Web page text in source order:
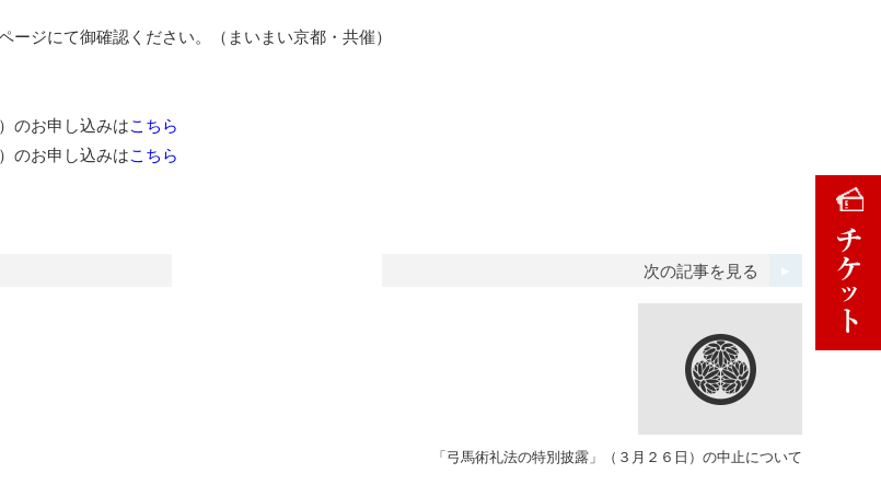
ジにて御確認ください。（まいまい京都・共催）
のお申し込みはこちら
のお申し込みはこちら
次の記事を見る
「弓馬術礼法の特別披露」（３月２６日）の中止について